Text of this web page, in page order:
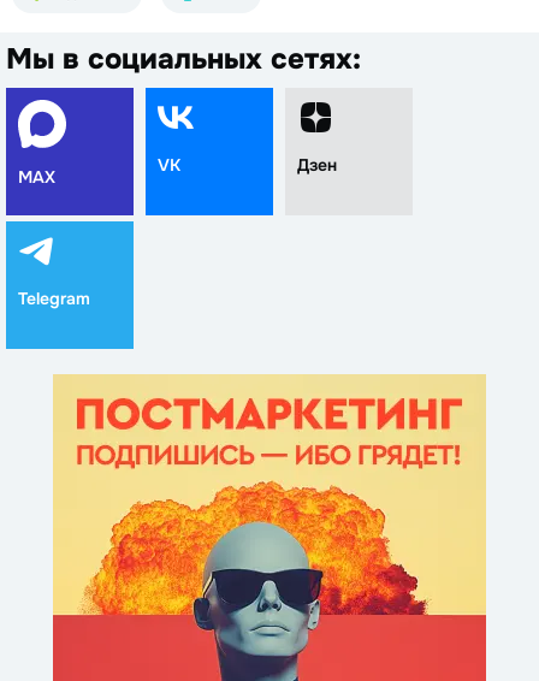
Мы в социальных сетях:
MAX
VK Дзен
Telegram